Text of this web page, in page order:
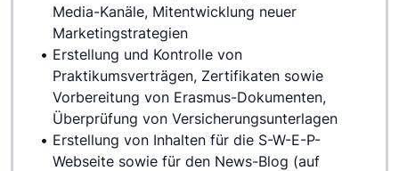
Media-Kanäle, Mitentwicklung neuer
Marketingstrategien
Erstellung und Kontrolle von
Praktikumsverträgen, Zertifikaten sowie
Vorbereitung von Erasmus-Dokumenten,
Überprüfung von Versicherungsunterlagen
Erstellung von Inhalten für die S-W-E-P-
Webseite sowie für den News-Blog (auf